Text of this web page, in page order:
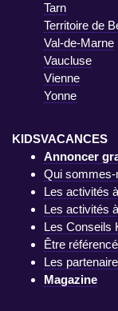
Tarn
Territoire de
Val-de-Marne
Vaucluse
Vienne
Yonne
KIDSVACANCES
Annoncer
Qui sommes-
Les activités
Les activités
Les Conseils
Être
Les
Magazine